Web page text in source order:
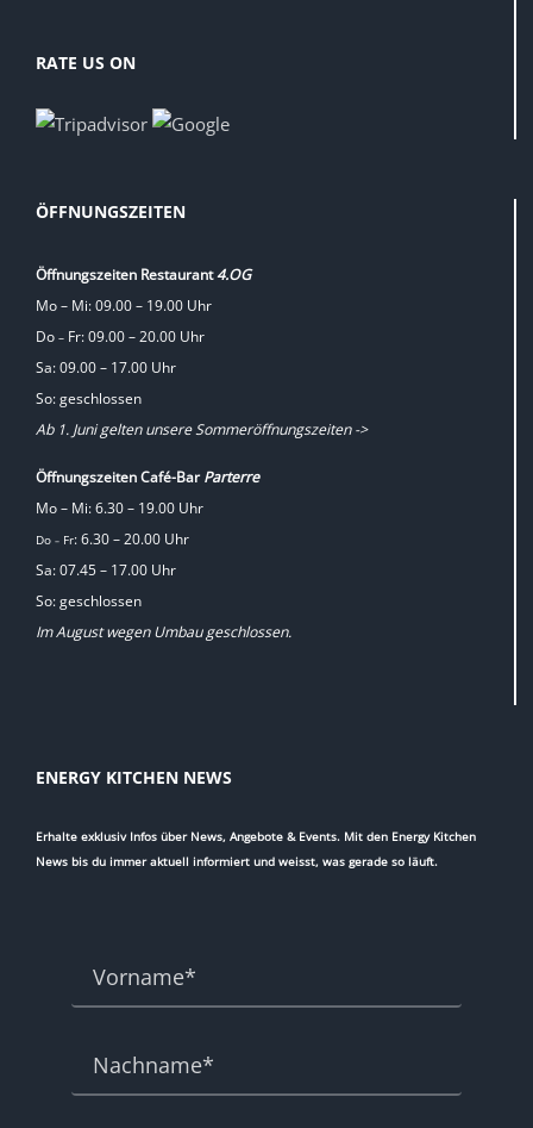
RATE US ON
ÖFFNUNGSZEITEN
Öffnungszeiten Restaurant4.OG
Mo – Mi: 09.00 – 19.00 Uhr
Do – Fr: 09.00 – 20.00 Uhr
Sa: 09.00 – 17.00 Uhr
So: geschlossen
Ab 1. Juni gelten unsere Sommeröffnungszeiten ->
Öffnungszeiten Café-BarParterre
Mo – Mi: 6.30 – 19.00 Uhr
Do – Fr: 6.30 – 20.00 Uhr
Sa: 07.45 – 17.00 Uhr
So: geschlossen
Im August wegen Umbau geschlossen.
ENERGY KITCHEN NEWS
Erhalte exklusiv Infos über News, Angebote & Events. Mit den Energy Kitchen
News bis du immer aktuell informiert und weisst, was gerade so läuft.